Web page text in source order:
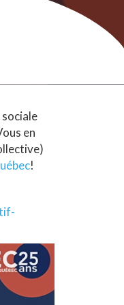
en
!